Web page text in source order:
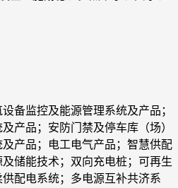
备监控及能源管理系统及产品；
产品；安防门禁及停车库（场）
产品；电工电气产品；智慧供配
储能技术；双向充电桩；可再生
配电系统；多电源互补共济系